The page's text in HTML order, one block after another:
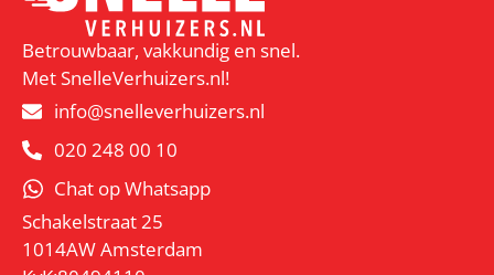
Betrouwbaar, vakkundig en snel.
Met SnelleVerhuizers.nl!
info@snelleverhuizers.nl
020 248 00 10
Chat op Whatsapp
Schakelstraat 25
1014AW Amsterdam